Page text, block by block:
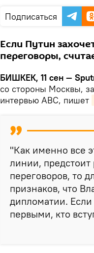
Подписаться
Если Путин
переговоры,
БИШКЕК, 11 сен —
со стороны Москвы,
интервью ABC, пишет
"Как именно все
линии, предстоит
переговоров, то
признаков, что
дипломатии. Если
первыми, кто